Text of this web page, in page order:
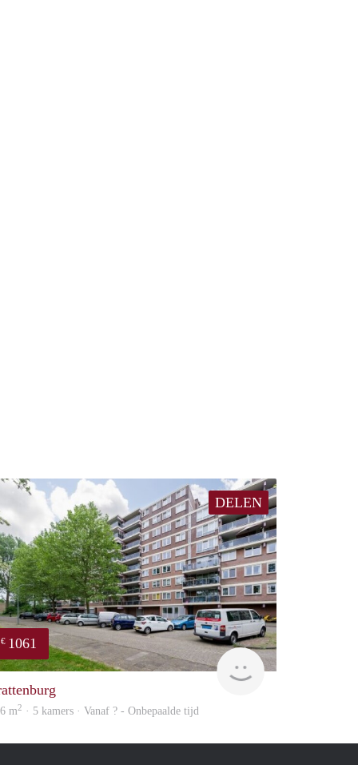
DELEN
€ 1061
finder
m2 · 5 kamers · Vanaf ? - Onbepaalde tijd